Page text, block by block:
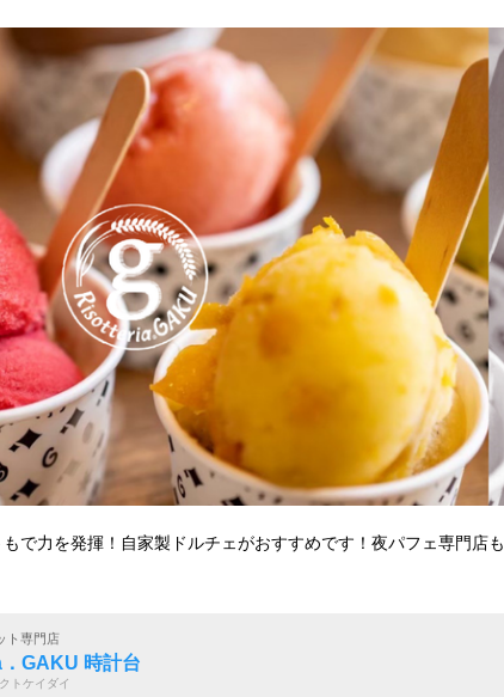
で力を発揮！自家製ドルチェがおすすめです！夜パフェ専門店も
ト専門店
GAKU 時計台
トケイダイ